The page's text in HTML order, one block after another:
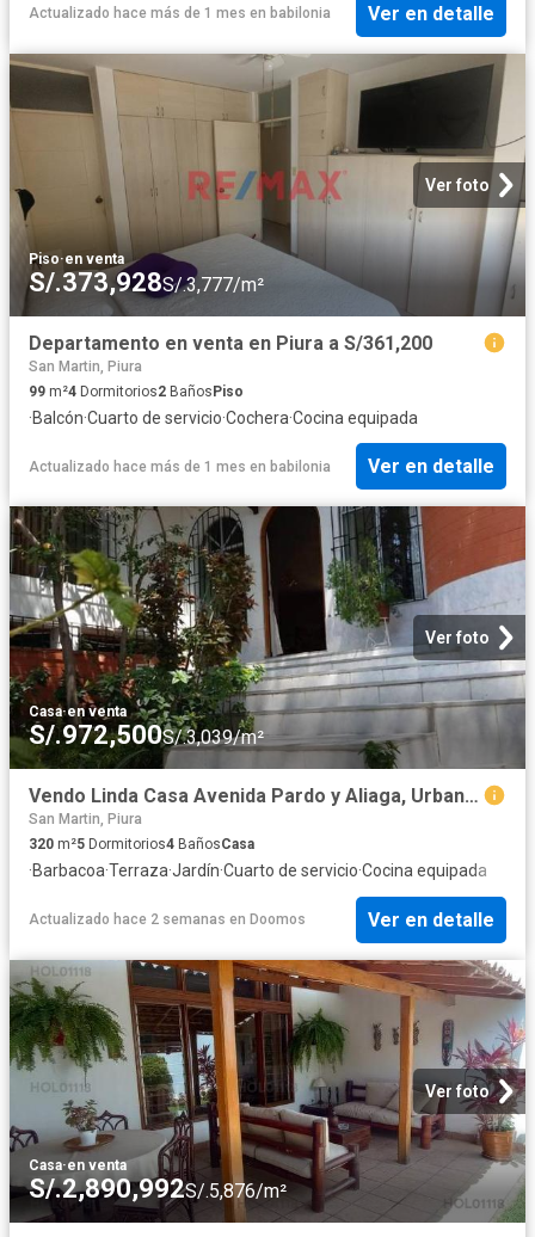
Actualizado hace más de 1 mes en babilonia Ver en detalle
Ver foto
Piso·en venta
S/.373,928S/.3,777/m²
Departamento en venta en Piura a S/361,200
San Martin, Piura
99 m²4 Dormitorios2 BañosPiso
·Balcón·Cuarto de servicio·Cochera·Cocina equipada
Actualizado hace más de 1 mes en babilonia Ver en detalle
Ver foto
Casa·en venta
S/.972,500S/.3,039/m²
Vendo Linda Casa Avenida Pardo y Aliaga, Urbanización Miraflores, Piura
San Martin, Piura
320 m²5 Dormitorios4 BañosCasa
·Barbacoa·Terraza·Jardín·Cuarto de servicio·Cocina equipada
Actualizado hace 2 semanas en Doomos Ver en detalle
Ver foto
Casa·en venta
S/.2,890,992S/.5,876/m²